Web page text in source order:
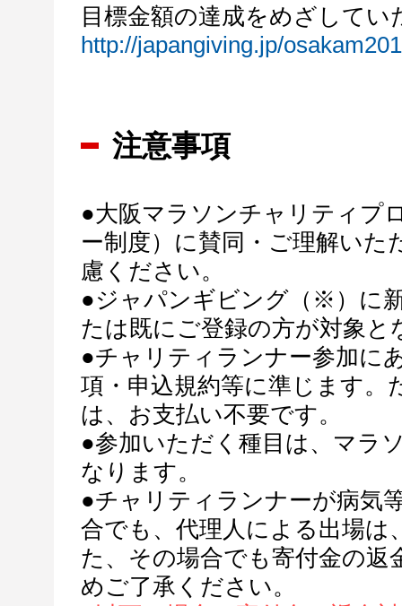
目標金額の達成をめざして
http://japangiving.jp/
注意事項
●大阪マラソンチャリティプ
ー制度）に賛同・ご理解い
慮ください。
●ジャパンギビング（※）に
たは既にご登録の方が対象と
●チャリティランナー参加に
項・申込規約等に準じます。
は、お支払い不要です。
●参加いただく種目は、マラ
なります。
●チャリティランナーが病気
合でも、代理人による出場
た、その場合でも寄付金の
めご了承ください。